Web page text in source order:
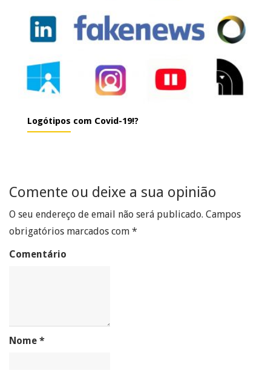
Logótipos com Covid-19!?
Comente ou deixe a sua opinião
O seu endereço de email não será publicado. Campos
obrigatórios marcados com *
Comentário
Nome *